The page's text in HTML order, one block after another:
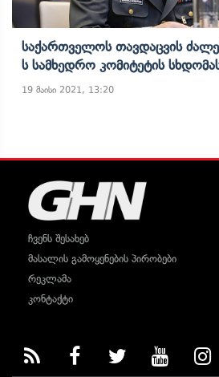
Საქართველოს Თავდაცვის
Ს Სამხედრო Კომიტეტის
19 მაისი 2021, 13:20
ჩვენს შესახებ
მასალის გამოყენების პირობები
რეკლამა
კონტაქტი